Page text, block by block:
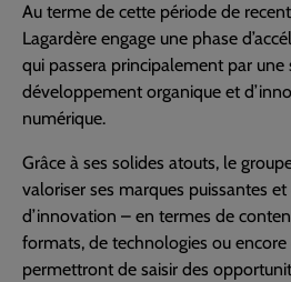
Au terme de cette période de
Lagardère engage une phase
qui passera principalement par une
développement organique et
numérique.
Grâce à ses solides atouts, le
valoriser ses marques puissantes
d’innovation – en termes de
formats, de technologies ou encore
permettront de saisir des